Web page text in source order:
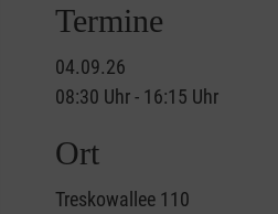
Termine
04.09.26
08:30 Uhr - 16:15 Uhr
Ort
Treskowallee 110